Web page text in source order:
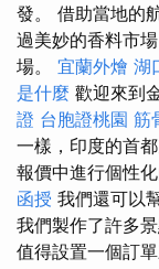
發。 借助當地的
過美妙的香料市
場。 宜蘭外燴 湖
是什麼 歡迎來到
證 台胞證桃園 筋
一樣，印度的首
報價中進行個性
函授 我們還可以
我們製作了許多
值得設置一個訂